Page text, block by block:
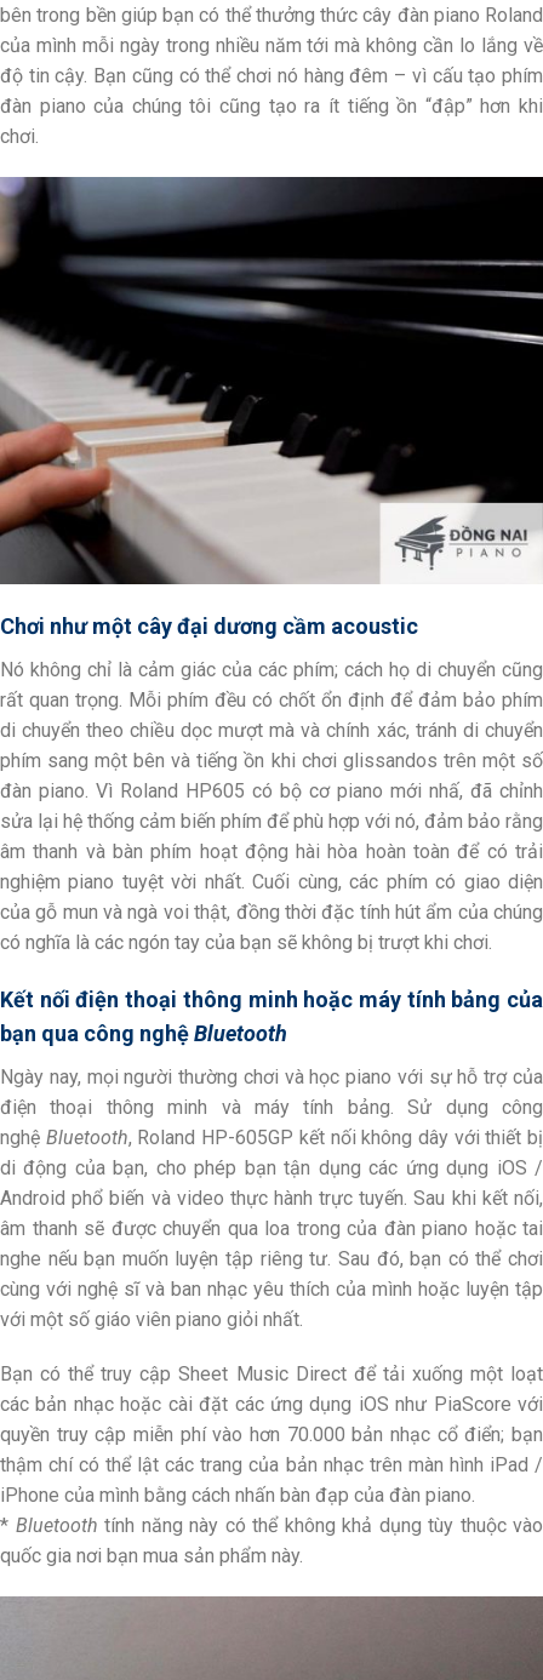
bên trong bền giúp bạn có thể thưởng thức cây đàn piano Roland
của mình mỗi ngày trong nhiều năm tới mà không cần lo lắng về
độ tin cậy. Bạn cũng có thể chơi nó hàng đêm – vì cấu tạo phím
đàn piano của chúng tôi cũng tạo ra ít tiếng ồn “đập” hơn khi
chơi.
Chơi như một câyđại dương cầm acoustic
Nó không chỉ là cảm giác của các phím; cách họ di chuyển cũng
rất quan trọng. Mỗi phím đều có chốt ổn định để đảm bảo phím
di chuyển theo chiều dọc mượt mà và chính xác, tránh di chuyển
phím sang một bên và tiếng ồn khi chơi glissandos trên một số
đàn piano. Vì Roland HP605 có bộ cơ piano mới nhấ, đã chỉnh
sửa lại hệ thống cảm biến phím để phù hợp với nó, đảm bảo rằng
âm thanh và bàn phím hoạt động hài hòa hoàn toàn để có trải
nghiệm piano tuyệt vời nhất. Cuối cùng, các phím có giao diện
của gỗ mun và ngà voi thật, đồng thời đặc tính hút ẩm của chúng
có nghĩa là các ngón tay của bạn sẽ không bị trượt khi chơi.
Kết nối điện thoại thông minh hoặc máy tính bảng của
bạn qua công nghệBluetooth
Ngày nay, mọi người thường chơi và học piano với sự hỗ trợ của
điện thoại thông minh và máy tính bảng. Sử dụng công
nghệ Bluetooth, Roland HP-605GP kết nối không dây với thiết bị
di động của bạn, cho phép bạn tận dụng các ứng dụng iOS /
Android phổ biến và video thực hành trực tuyến. Sau khi kết nối,
âm thanh sẽ được chuyển qua loa trong của đàn piano hoặc tai
nghe nếu bạn muốn luyện tập riêng tư. Sau đó, bạn có thể chơi
cùng với nghệ sĩ và ban nhạc yêu thích của mình hoặc luyện tập
với một số giáo viên piano giỏi nhất.
Bạn có thể truy cập Sheet Music Direct để tải xuống một loạt
các bản nhạc hoặc cài đặt các ứng dụng iOS như PiaScore với
quyền truy cập miễn phí vào hơn 70.000 bản nhạc cổ điển; bạn
thậm chí có thể lật các trang của bản nhạc trên màn hình iPad /
iPhone của mình bằng cách nhấn bàn đạp của đàn piano.
* Bluetooth tính năng này có thể không khả dụng tùy thuộc vào
quốc gia nơi bạn mua sản phẩm này.